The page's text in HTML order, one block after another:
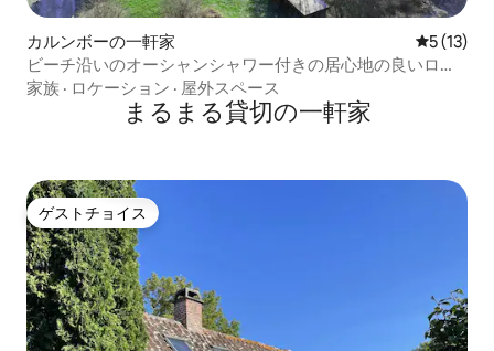
カルンボーの一軒家 レビュー
5 (13)
ビーチ沿いのオーシャンシャワー付きの居心地の良いログ
ハウス
家族 · ロケーション · 屋外スペース
まるまる貸切の一軒家
ゲストチョイス
ゲストチョイス